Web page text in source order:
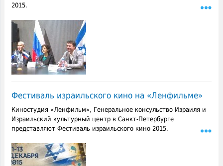
2015.
Фестиваль израильского кино на «Ленфильме»
Киностудия «Ленфильм», Генеральное консульство Израиля и
Израильский культурный центр в Санкт-Петербурге
представляют Фестиваль израильского кино 2015.